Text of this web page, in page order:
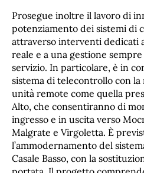
Prosegue inoltre il lavoro di
potenziamento dei sistemi di
attraverso interventi dedicati
reale e a una gestione
servizio. In particolare, è in
sistema di telecontrollo con
unità remote come quella
Alto, che consentiranno di
ingresso e in uscita verso
Malgrate e Virgoletta. È
l’ammodernamento del
Casale Basso, con la